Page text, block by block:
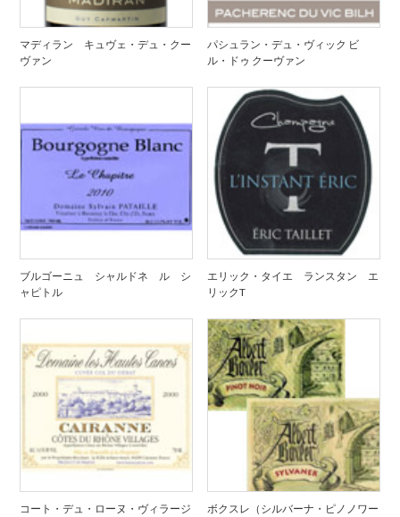
マディラン キュヴェ・デュ・クー
ヴァン
パシュラン・デュ・ヴィック ビ
ル・ドゥ クーヴァン
ブルゴーニュ シャルドネ ル シ
ャピトル
エリック・タイエ ランスタン エ
リックT
コート・デュ・ローヌ・ヴィラージ
ボクスレ（シルバーナ・ピノノワー